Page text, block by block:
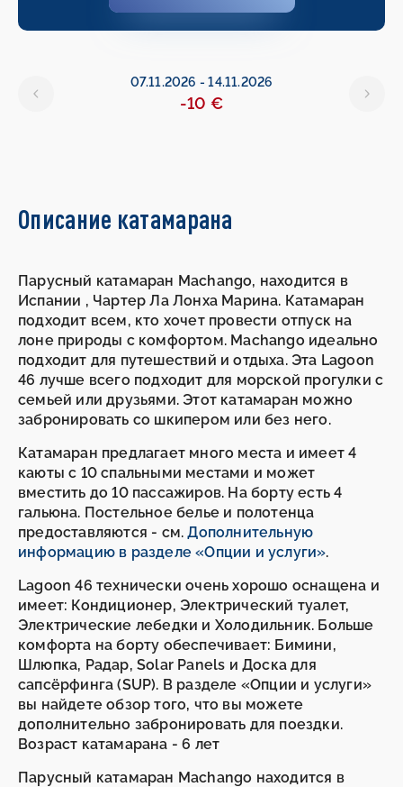
07.11.2026 -14.11.2026
-10 €
Описание катамарана
Парусный катамаран Machango, находится в
Испании , Чартер Ла Лонха Марина. Катамаран
подходит всем, кто хочет провести отпуск на
лоне природы с комфортом. Machango идеально
подходит для путешествий и отдыха. Эта Lagoon
46 лучше всего подходит для морской прогулки с
семьей или друзьями. Этот катамаран можно
забронировать со шкипером или без него.
Катамаран предлагает много места и имеет 4
каюты с 10 спальными местами и может
вместить до 10 пассажиров. На борту есть 4
гальюна. Постельное белье и полотенца
предоставляются - см.Дополнительную
информацию в разделе «Опции и услуги».
Lagoon 46 технически очень хорошо оснащена и
имеет: Кондиционер, Электрический туалет,
Электрические лебедки и Холодильник. Больше
комфорта на борту обеспечивает: Бимини,
Шлюпка, Радар, Solar Panels и Доска для
сапсёрфинга (SUP). В разделе «Опции и услуги»
вы найдете обзор того, что вы можете
дополнительно забронировать для поездки.
Возраст катамарана - 6 лет
Парусный катамаран Machango находится в